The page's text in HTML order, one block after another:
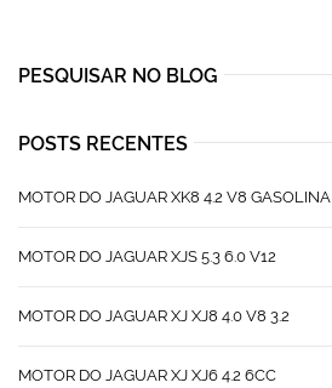
PESQUISAR NO BLOG
POSTS RECENTES
MOTOR DO JAGUAR XK8 4.2 V8 GASOLINA
MOTOR DO JAGUAR XJS 5.3 6.0 V12
MOTOR DO JAGUAR XJ XJ8 4.0 V8 3.2
MOTOR DO JAGUAR XJ XJ6 4.2 6CC